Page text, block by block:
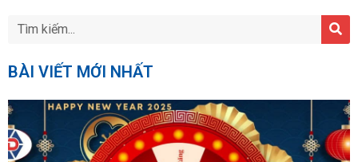
BÀI VIẾT MỚI NHẤT